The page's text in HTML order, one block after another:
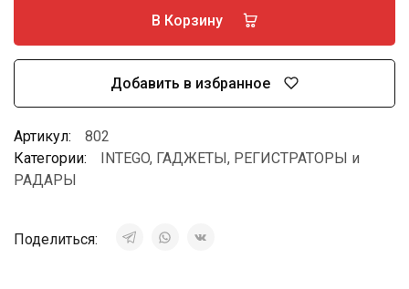
В Корзину
Добавить в избранное
Артикул:
802
Категории:
INTEGO, ГАДЖЕТЫ, РЕГИСТРАТОРЫ и
РАДАРЫ
Поделиться: